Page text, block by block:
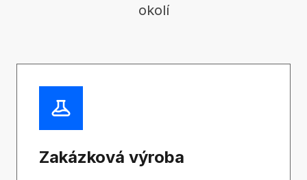
okolí
Zakázková výroba